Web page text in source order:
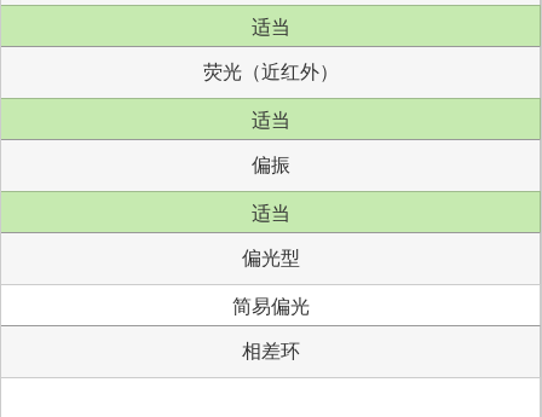
适当
荧光（近红外）
适当
偏振
适当
偏光型
简易偏光
相差环